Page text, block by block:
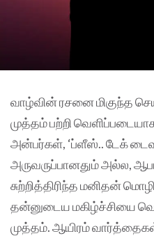
வாழ்வின் ரசனை மிகுந்த
முத்தம் பற்றி
அன்பர்கள், ‘ப்ளீஸ்.. டேக்
அருவருப்பானதும் அல்ல,
சுற்றித்திரிந்த மனிதன்
தன்னுடைய மகிழ்ச்சியை
முத்தம். ஆயிரம்